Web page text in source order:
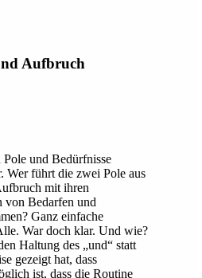
Aufbruch
und Bedürfnisse
Wer führt die zwei Pole aus
mit ihren
von Bedarfen und
Ganz einfache
War doch klar. Und wie?
Haltung des „und“ statt
gezeigt hat, dass
ist, dass die Routine